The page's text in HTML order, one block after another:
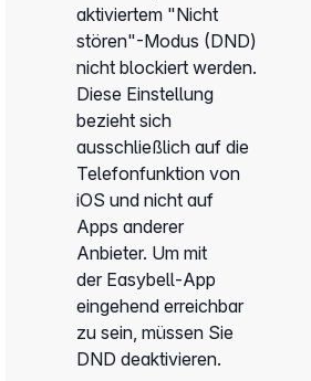
aktiviertem "Nicht
stören"-Modus (DND)
nicht blockiert werden.
Diese Einstellung
bezieht sich
ausschließlich auf die
Telefonfunktion von
iOS und nicht auf
Apps anderer
Anbieter. Um mit
der Easybell-App
eingehend erreichbar
zu sein, müssen Sie
DND deaktivieren.